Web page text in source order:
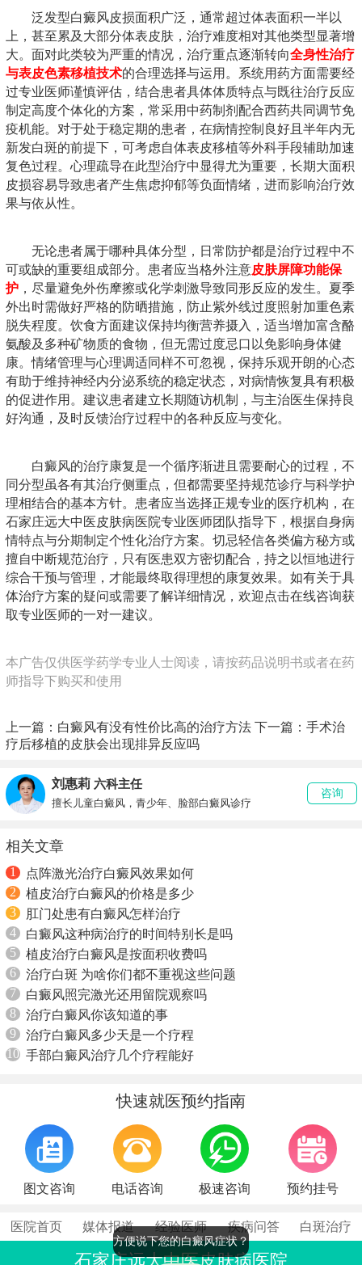
泛发型白癜风皮损面积广泛，通常超过体表面积一半以
上，甚至累及大部分体表皮肤，治疗难度相对其他类型显著增
大。面对此类较为严重的情况，治疗重点逐渐转向全身性治疗
与表皮色素移植技术的合理选择与运用。系统用药方面需要经
过专业医师谨慎评估，结合患者具体体质特点与既往治疗反应
制定高度个体化的方案，常采用中药制剂配合西药共同调节免
疫机能。对于处于稳定期的患者，在病情控制良好且半年内无
新发白斑的前提下，可考虑自体表皮移植等外科手段辅助加速
复色过程。心理疏导在此型治疗中显得尤为重要，长期大面积
皮损容易导致患者产生焦虑抑郁等负面情绪，进而影响治疗效
果与依从性。
无论患者属于哪种具体分型，日常防护都是治疗过程中不
可或缺的重要组成部分。患者应当格外注意皮肤屏障功能保
护 ，尽量避免外伤摩擦或化学刺激导致同形反应的发生。夏季
外出时需做好严格的防晒措施，防止紫外线过度照射加重色素
脱失程度。饮食方面建议保持均衡营养摄入，适当增加富含酪
氨酸及多种矿物质的食物，但无需过度忌口以免影响身体健
康。情绪管理与心理调适同样不可忽视，保持乐观开朗的心态
有助于维持神经内分泌系统的稳定状态，对病情恢复具有积极
的促进作用。建议患者建立长期随访机制，与主治医生保持良
好沟通，及时反馈治疗过程中的各种反应与变化。
白癜风的治疗康复是一个循序渐进且需要耐心的过程，不
同分型虽各有其治疗侧重点，但都需要坚持规范诊疗与科学护
理相结合的基本方针。患者应当选择正规专业的医疗机构，在
石家庄远大中医皮肤病医院专业医师团队指导下，根据自身病
情特点与分期制定个性化治疗方案。切忌轻信各类偏方秘方或
擅自中断规范治疗，只有医患双方密切配合，持之以恒地进行
综合干预与管理，才能最终取得理想的康复效果。如有关于具
体治疗方案的疑问或需要了解详细情况，欢迎点击在线咨询获
取专业医师的一对一建议。
本广告仅供医学药学专业人士阅读，请按药品说明书或者在药
师指导下购买和使用
上一篇： 白癜风有没有性价比高的治疗方法 下一篇： 手术治
疗后移植的皮肤会出现排异反应吗
刘惠莉 六科主任
擅长儿童白癜风，青少年、脸部白癜风诊疗
咨询
相关文章
1
点阵激光治疗白癜风效果如何
2
植皮治疗白癜风的价格是多少
3
肛门处患有白癜风怎样治疗
4
白癜风这种病治疗的时间特别长是吗
5
植皮治疗白癜风是按面积收费吗
6
治疗白斑 为啥你们都不重视这些问题
7
白癜风照完激光还用留院观察吗
8
治疗白癜风你该知道的事
9
治疗白癜风多少天是一个疗程
10 手部白癜风治疗几个疗程能好
快速就医预约指南
图文咨询 电话咨询 极速咨询 预约挂号
医院首页 媒体报道 经验医师 疾病问答 白斑治疗
石家庄远大中医皮肤病医院
方便说下您的白癜风症状？